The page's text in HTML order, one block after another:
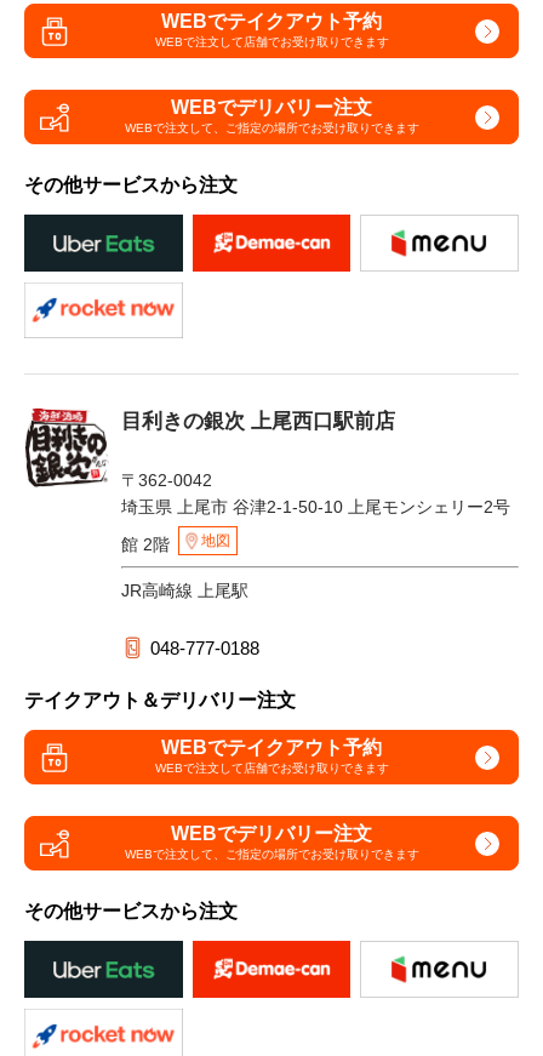
WEBでテイクアウト予約
WEBで注文して店舗でお受け取りできます
WEBでデリバリー注文
WEBで注文して、 ご指定の場所でお受け取りできます
その他サービスから注文
目利きの銀次 上尾西口駅前店
〒362-0042
埼玉県 上尾市 谷津2-1-50-10 上尾モンシェリー2号
館 2階
地図
JR高崎線 上尾駅
048-777-0188
テイクアウト＆デリバリー注文
WEBでテイクアウト予約
WEBで注文して店舗でお受け取りできます
WEBでデリバリー注文
WEBで注文して、 ご指定の場所でお受け取りできます
その他サービスから注文